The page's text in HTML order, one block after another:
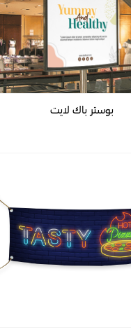
بوستر باك لايت